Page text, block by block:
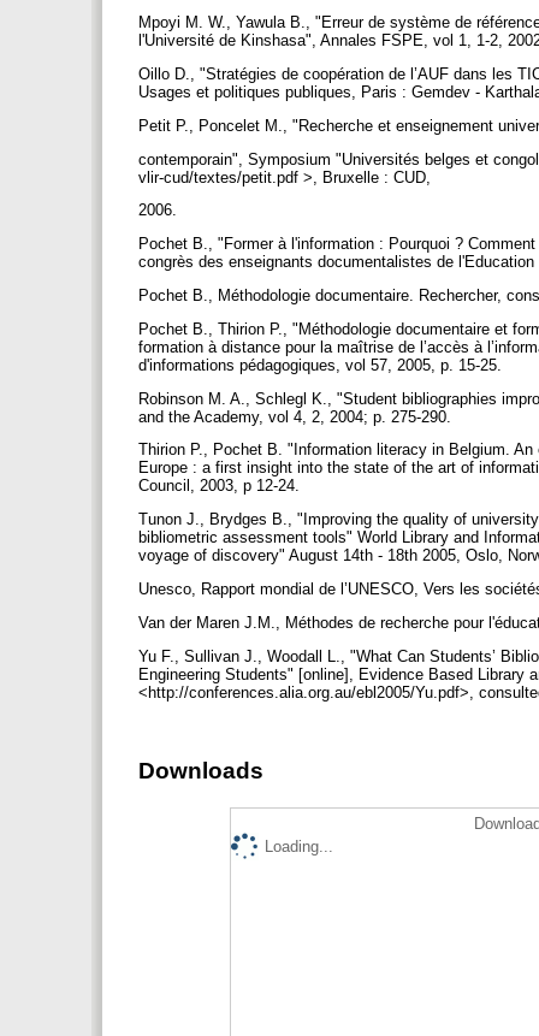
Mpoyi M. W., Yawula B., "Erreur de système de
l'Université de Kinshasa", Annales FSPE, vol 1, 1-2,
Oillo D., "Stratégies de coopération de l’AUF dans les
Usages et politiques publiques, Paris : Gemdev -
Petit P., Poncelet M., "Recherche et enseignement
contemporain", Symposium "Universités belges et
vlir-cud/textes/petit.pdf >, Bruxelle : CUD,
2006.
Pochet B., "Former à l'information : Pourquoi ?
congrès des enseignants documentalistes de
Pochet B., Méthodologie documentaire. Rechercher,
Pochet B., Thirion P., "Méthodologie documentaire et
formation à distance pour la maîtrise de l’accès à
d'informations pédagogiques, vol 57, 2005, p. 15-25.
Robinson M. A., Schlegl K., "Student bibliographies
and the Academy, vol 4, 2, 2004; p. 275-290.
Thirion P., Pochet B. "Information literacy in Belgium.
Europe : a first insight into the state of the art of
Council, 2003, p 12-24.
Tunon J., Brydges B., "Improving the quality of
bibliometric assessment tools" World Library and
voyage of discovery" August 14th - 18th 2005, Oslo,
Unesco, Rapport mondial de l’UNESCO, Vers les
Van der Maren J.M., Méthodes de recherche pour
Yu F., Sullivan J., Woodall L., "What Can Students’
Engineering Students" [online], Evidence Based Library
<http://conferences.alia.org.au/ebl2005/Yu.pdf>,
Downloads
Loading...